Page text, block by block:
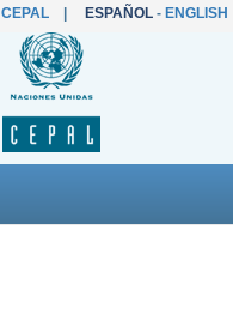
CEPAL| ESPAÑOL- ENGLISH